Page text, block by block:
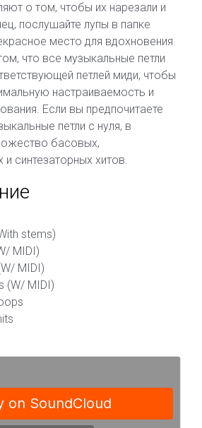
о том, чтобы их нарезали и
послушайте лупы в папке
место для вдохновения.
что все музыкальные петли
петлей миди, чтобы
настраиваемость и
Если вы предпочитаете
петли с нуля, в
басовых,
и синтезаторных хитов.
stems)
MIDI)
MIDI)
(W/ MIDI)